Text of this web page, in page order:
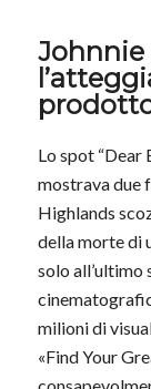
Johnnie
Lo spot “Dear
mostrava due
Highlands
della morte di
solo all’ultimo
milioni di
«Find Your